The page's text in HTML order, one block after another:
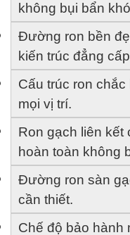
không bụi bẩn
Đường ron bền
kiến trúc đẳng
Cấu trúc ron
mọi vị trí.
Ron gạch liên kết
hoàn toàn không
Đường ron sàn
cần thiết.
Chế độ bảo hành